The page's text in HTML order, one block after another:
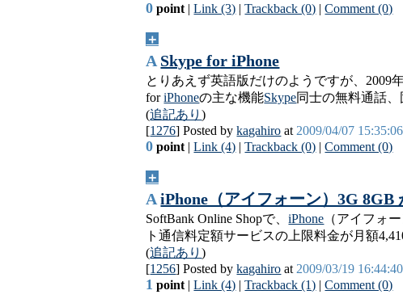
0 point |Link (3) |Trackback (0) |Comment (0)
＋
A Skype for iPhone
とりあえず英語版だけのようですが、2009
foriPhoneの主な機能Skype同士の無料通話
(追記あり)
[1276] Posted bykagahiro at 2009/04/07 15:35:06
0 point |Link (4) |Trackback (0) |Comment (0)
＋
A iPhone（アイフォーン）3G 8GB
SoftBank Online Shopで、iPhone （アイフォ
ト通信料定額サービスの上限料金が月額
(追記あり)
[1256] Posted bykagahiro at 2009/03/19 16:44:40
1 point |Link (4) |Trackback (1) |Comment (0)